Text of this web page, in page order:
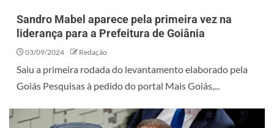
Sandro Mabel aparece pela primeira vez na
liderança para a Prefeitura de Goiânia
03/09/2024 Redação
Saiu a primeira rodada do levantamento elaborado pela
Goiás Pesquisas à pedido do portal Mais Goiás,...